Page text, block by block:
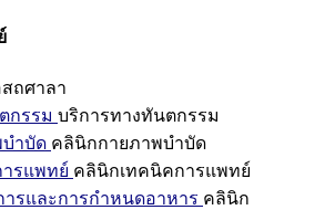
ถศาลา
กรรม บริการทางทันตกรรม
ำบัด คลินิกกายภาพบำบัด
รแพทย์ คลินิกเทคนิคการแพทย์
รและการกำหนดอาหาร คลินิก